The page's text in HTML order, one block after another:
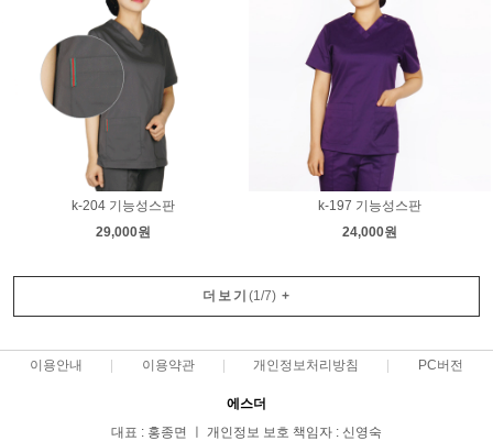
k-204 기능성스판
29,000원
k-197 기능성스판
24,000원
더보기 (1/7)+
이용안내 이용약관 개인정보처리방침 PC버전
에스더
대표 : 홍종면 ㅣ 개인정보 보호 책임자 : 신영숙